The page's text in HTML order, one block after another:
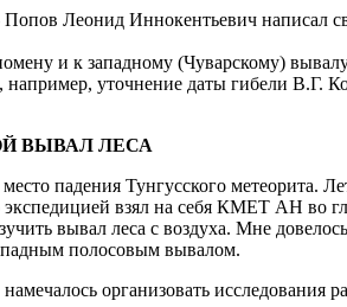
Леонид Иннокентьевич написал
и к западному (Чуварскому)
например, уточнение даты гибели В.Г.
ВЫВАЛ ЛЕСА
падения Тунгусского метеорита.
экспедицией взял на себя КМЕТ АН во
вывал леса с воздуха. Мне
полосовым вывалом.
организовать исследования